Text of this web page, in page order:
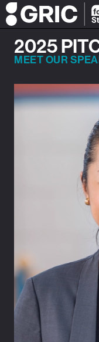
2025
MEET OUR